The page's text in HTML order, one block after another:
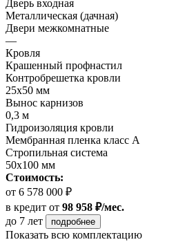
Дверь входная
Металлическая (дачная)
Двери межкомнатные
—
Кровля
Крашенный профнастил
Контробрешетка кровли
25х50 мм
Вынос карнизов
0,3 м
Гидроизоляция кровли
Мембранная пленка класс А
Стропильная система
50х100 мм
Стоимость:
от 6 578 000 ₽
в кредит от 98 958 ₽/мес.
до 7 лет
подробнее
Показать всю комплектацию